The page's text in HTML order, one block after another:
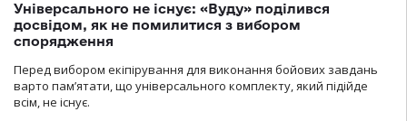
Універсального не існує: «Вуду» поділився
досвідом, як не помилитися з вибором
спорядження
Перед вибором екіпірування для виконання бойових завдань
варто пам’ятати, що універсального комплекту, який підійде
всім, не існує.